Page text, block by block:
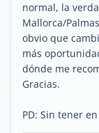
normal, la
Mallorca/
obvio que
más
dónde me
Gracias.
PD: Sin tener